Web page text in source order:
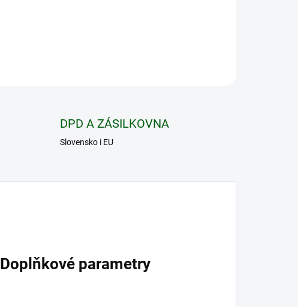
DPD A ZÁSILKOVNA
Slovensko i EU
Doplňkové parametry